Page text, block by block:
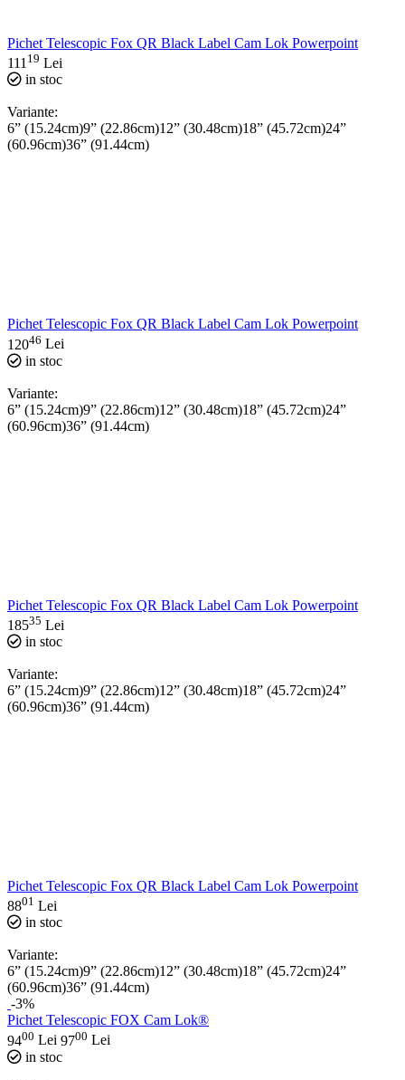
Pichet Telescopic Fox QR Black Label Cam Lok Powerpoint
111 19 Lei
in stoc
Variante:
6” (15.24cm)9” (22.86cm)12” (30.48cm)18” (45.72cm)24”
(60.96cm)36” (91.44cm)
Pichet Telescopic Fox QR Black Label Cam Lok Powerpoint
12046 Lei
in stoc
Variante:
6” (15.24cm)9” (22.86cm)12” (30.48cm)18” (45.72cm)24”
(60.96cm)36” (91.44cm)
Pichet Telescopic Fox QR Black Label Cam Lok Powerpoint
18535 Lei
in stoc
Variante:
6” (15.24cm)9” (22.86cm)12” (30.48cm)18” (45.72cm)24”
(60.96cm)36” (91.44cm)
Pichet Telescopic Fox QR Black Label Cam Lok Powerpoint
8801 Lei
in stoc
Variante:
6” (15.24cm)9” (22.86cm)12” (30.48cm)18” (45.72cm)24”
(60.96cm)36” (91.44cm)
-3%
Pichet Telescopic FOX Cam Lok®
9400 Lei 9700 Lei
in stoc